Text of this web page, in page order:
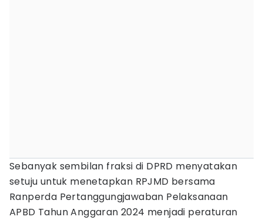
Sebanyak sembilan fraksi di DPRD menyatakan
setuju untuk menetapkan RPJMD bersama
Ranperda Pertanggungjawaban Pelaksanaan
APBD Tahun Anggaran 2024 menjadi peraturan